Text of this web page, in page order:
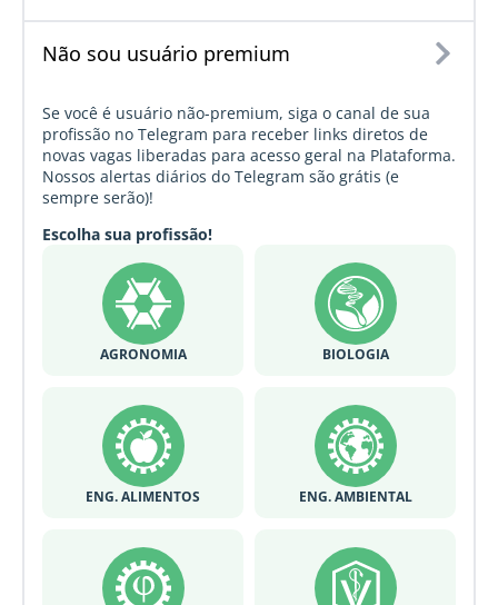
Não sou usuário premium
Se você é usuário não-premium, siga o canal de sua
profissão no Telegram para receber links diretos de
novas vagas liberadas para acesso geral na Plataforma.
Nossos alertas diários do Telegram são grátis (e
sempre serão)!
Escolha sua profissão!
AGRONOMIA BIOLOGIA
ENG. ALIMENTOS ENG. AMBIENTAL